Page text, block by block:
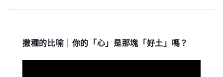
撒種的比喻｜你的「心」是那塊「好土」嗎？